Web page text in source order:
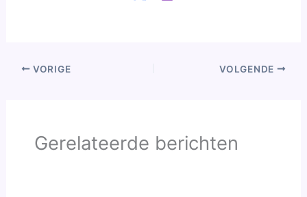
VORIGE VOLGENDE
Gerelateerde berichten